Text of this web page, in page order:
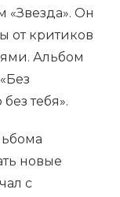
«Звезда». Он
от критиков
Альбом
тебя».
новые
с